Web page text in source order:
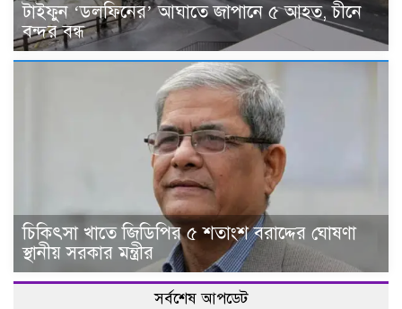
টাইফুন ‘ডলফিনের’ আঘাতে জাপানে ৫ আহত, চীনে
বন্দর বন্ধ
চিকিৎসা খাতে জিডিপির ৫ শতাংশ বরাদ্দের ঘোষণা
স্থানীয় সরকার মন্ত্রীর
সর্বশেষ আপডেট